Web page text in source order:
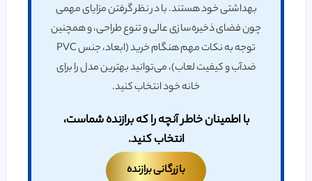
بهداشتی خود هستند. با در نظر گرفتن مزایای مهمی
چون فضای ذخیره‌سازی عالی و تنوع طراحی، و همچنین
توجه به نکات مهم هنگام خرید (ابعاد، جنس PVC
ضدآب و کیفیت لعاب)، می‌توانید بهترین مدل را برای
خانه خود انتخاب کنید.
با اطمینان خاطر آنچه را که برازنده شماست،
انتخاب کنید.
بازرگانی برازنده